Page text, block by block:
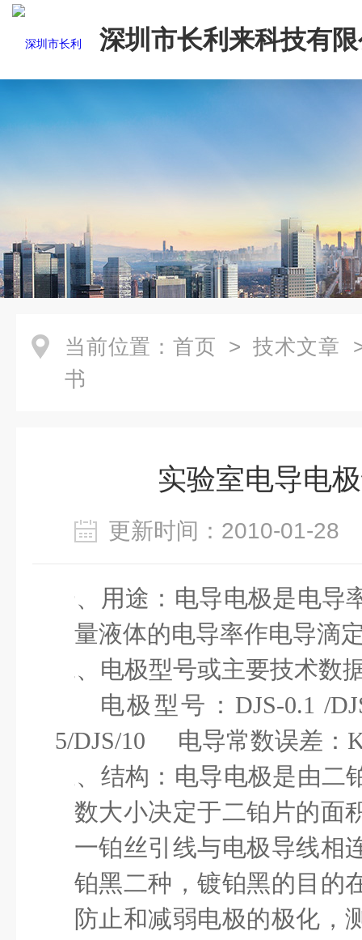
深圳市长利来科技有
当前位置： 首页 > 技术文章
书
实验室电导电
更新时间：2010-01-
一、 用途：电导电极是电导
量液体的电导率作电导滴
二、 电极型号或主要技术数
电极型号： DJS-0.1 /
5/DJS/10
电导常数误差：
三、 结构：电导电极是由二
数大小决定于二铂片的面
一铂丝引线与电极导线相
铂黑二种，镀铂黑的目的
防止和减弱电极的极化，